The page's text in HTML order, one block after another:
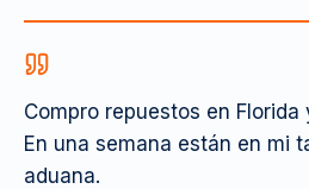
Compro repuestos en
En una semana están en mi
aduana.